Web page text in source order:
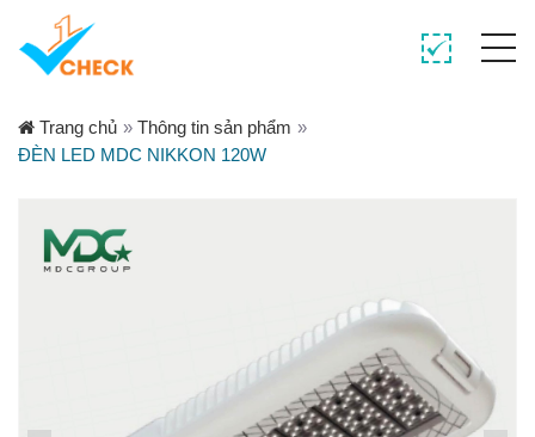
Trang chủ » Thông tin sản phẩm »
ĐÈN LED MDC NIKKON 120W